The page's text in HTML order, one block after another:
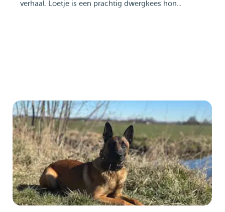
verhaal. Loetje is een prachtig dwergkees hon...